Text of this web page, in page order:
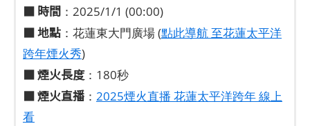
■ 時間 ：2025/1/1 (00:00)
■地點 ：花蓮東大門廣場 (點此導航 至花蓮太平洋
跨年煙火秀)
■煙火長度：180秒
■ 煙火直播 ： 2025煙火直播 花蓮太平洋跨年 線上
看